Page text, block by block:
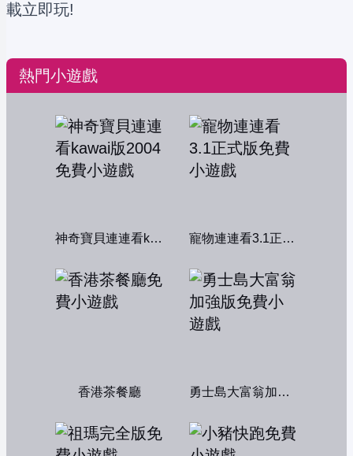
載立即玩!
熱門小遊戲
神奇寶貝連連看kawai版2004 寵物連連看3.1正式版
香港茶餐廳 勇士島大富翁加強版